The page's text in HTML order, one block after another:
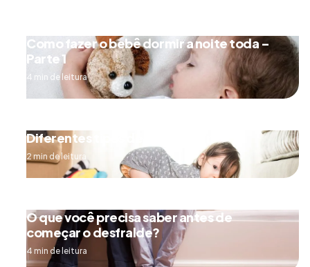
Como fazer o bebê dormir a noite toda –
Parte 1
4 min de leitura
Diferentes tipos de engatinhar
2 min de leitura
O que você precisa saber antes de
começar o desfralde?
4 min de leitura